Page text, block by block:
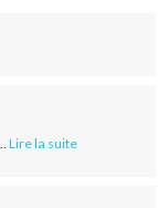
Lire la suite